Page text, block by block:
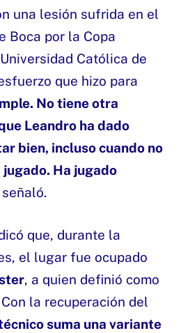
una lesión sufrida en el
Boca por la Copa
Católica de
que hizo para
No tiene otra
Leandro ha dado
bien, incluso cuando no
Ha jugado
señaló.
que, durante la
el lugar fue ocupado
, a quien definió como
la recuperación del
suma una variante